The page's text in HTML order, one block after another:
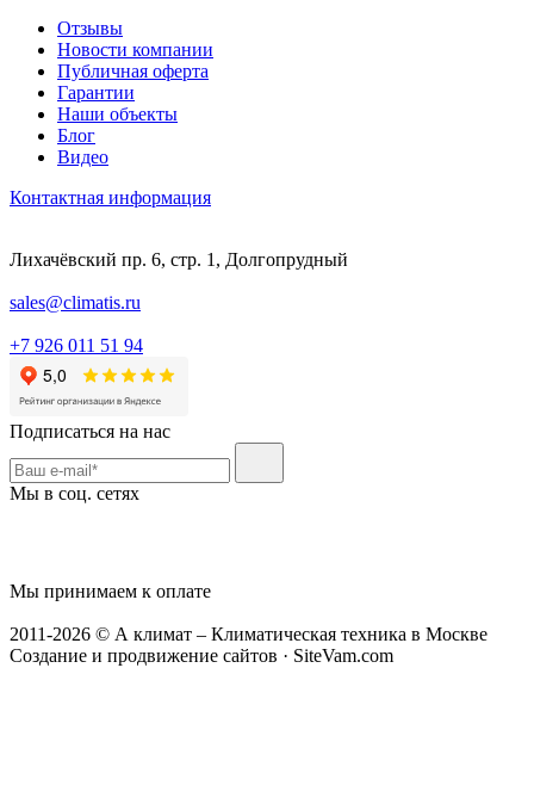
Отзывы
Новости компании
Публичная оферта
Гарантии
Наши объекты
Блог
Видео
Контактная информация
Лихачёвский пр. 6, стр. 1, Долгопрудный
sales@climatis.ru
+7 926 011 51 94
Подписаться на нас
Мы в соц. сетях
Мы принимаем к оплате
2011-2026 © А климат – Климатическая техника в Москве
Создание и продвижение сайтов · SiteVam.com